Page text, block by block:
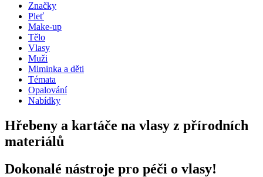
Značky
Pleť
Make-up
Tělo
Vlasy
Muži
Miminka a děti
Témata
Opalování
Nabídky
Hřebeny a kartáče na vlasy z přírodních
materiálů
Dokonalé nástroje pro péči o vlasy!